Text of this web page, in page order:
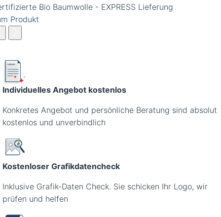
Bio Baumwolle - EXPRESS Lieferung
Produkt
Individuelles Angebot kostenlos
Konkretes Angebot und persönliche Beratung sind absolut
kostenlos und unverbindlich
Kostenloser Grafikdatencheck
Inklusive Grafik-Daten Check. Sie schicken Ihr Logo, wir
prüfen und helfen